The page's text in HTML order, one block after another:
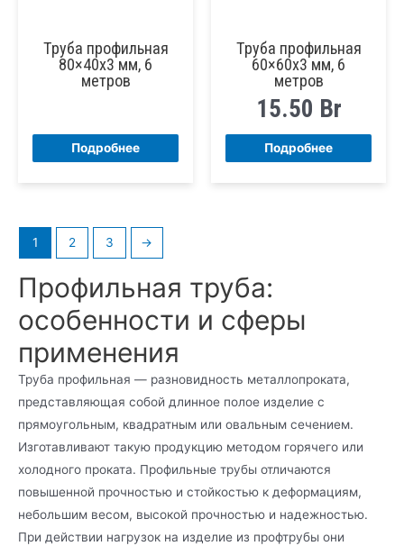
Труба профильная
80×40х3 мм, 6
метров
Подробнее
Труба профильная
60×60х3 мм, 6
метров
15.50 Br
Подробнее
1 2 3 →
Профильная труба:
особенности и сферы
применения
Труба профильная — разновидность металлопроката,
представляющая собой длинное полое изделие с
прямоугольным, квадратным или овальным сечением.
Изготавливают такую продукцию методом горячего или
холодного проката. Профильные трубы отличаются
повышенной прочностью и стойкостью к деформациям,
небольшим весом, высокой прочностью и надежностью.
При действии нагрузок на изделие из профтрубы они